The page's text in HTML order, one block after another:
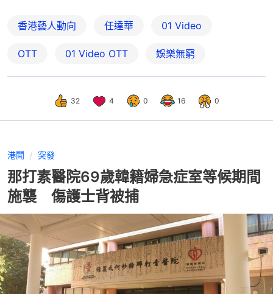
香港藝人動向 任達華 01 Video
OTT 01‌ ‌Video‌ ‌OTT 娛樂無窮
32 4 0 16 0
港聞 突發
那打素醫院69歲韓籍婦急症室等候期間
施襲 傷護士背被捕